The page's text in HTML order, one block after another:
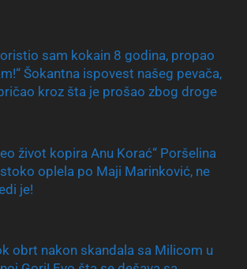
sam kokain 8 godina, propao
Šokantna ispovest našeg pevača,
kroz šta je prošao zbog droge
život kopira Anu Korać“ Poršelina
oplela po Maji Marinković, ne
je!
obrt nakon skandala sa Milicom u